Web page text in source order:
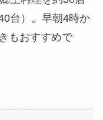
台）。早朝4時か
もおすすめで